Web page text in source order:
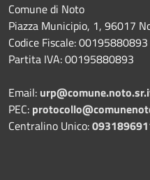
Comune di Noto
Piazza Municipio, 1, 96017
Codice Fiscale: 00195880893
Partita IVA: 00195880893
Email:
PEC:
Centralino Unico: